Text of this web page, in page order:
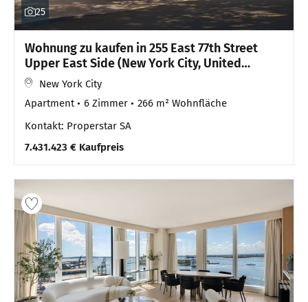
25
Wohnung zu kaufen in 255 East 77th Street
Upper East Side (New York City, United
States)
New York City
Apartment
6 Zimmer
266 m² Wohnfläche
Kontakt: Properstar SA
7.431.423 € Kaufpreis